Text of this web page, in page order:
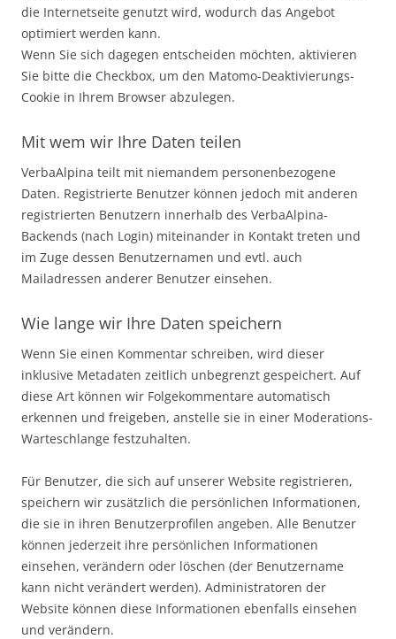
die Internetseite genutzt wird, wodurch das Angebot
optimiert werden kann.
Wenn Sie sich dagegen entscheiden möchten, aktivieren
Sie bitte die Checkbox, um den Matomo-Deaktivierungs-
Cookie in Ihrem Browser abzulegen.
Mit wem wir Ihre Daten teilen
VerbaAlpina teilt mit niemandem personenbezogene
Daten. Registrierte Benutzer können jedoch mit anderen
registrierten Benutzern innerhalb des VerbaAlpina-
Backends (nach Login) miteinander in Kontakt treten und
im Zuge dessen Benutzernamen und evtl. auch
Mailadressen anderer Benutzer einsehen.
Wie lange wir Ihre Daten speichern
Wenn Sie einen Kommentar schreiben, wird dieser
inklusive Metadaten zeitlich unbegrenzt gespeichert. Auf
diese Art können wir Folgekommentare automatisch
erkennen und freigeben, anstelle sie in einer Moderations-
Warteschlange festzuhalten.
Für Benutzer, die sich auf unserer Website registrieren,
speichern wir zusätzlich die persönlichen Informationen,
die sie in ihren Benutzerprofilen angeben. Alle Benutzer
können jederzeit ihre persönlichen Informationen
einsehen, verändern oder löschen (der Benutzername
kann nicht verändert werden). Administratoren der
Website können diese Informationen ebenfalls einsehen
und verändern.